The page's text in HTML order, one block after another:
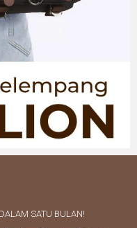
SATU BULAN!